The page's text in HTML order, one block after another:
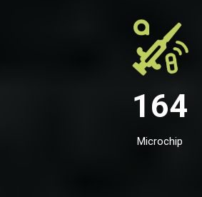
164
Microchip